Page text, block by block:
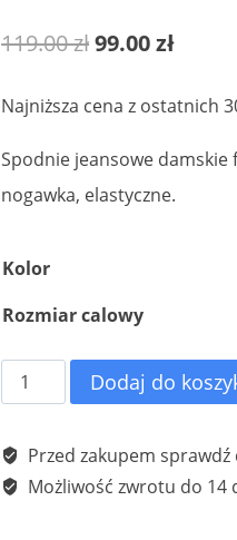
119.00złPierwotna
119.00 zł.
99.00zł
99.00
Najniższa cena z ostatnich
Spodnie jeansowe damskie
nogawka, elastyczne.
Kolor
Rozmiar calowy
ilość
Spodnie
jeansowe
damskie
Dodaj do
Przed zakupem
Możliwość zwrotu do 14